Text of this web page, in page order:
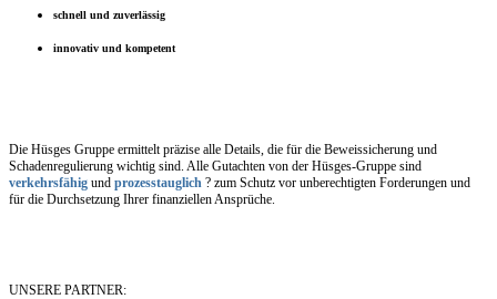
schnell und zuverlässig
innovativ und kompetent
Die Hüsges Gruppe ermittelt präzise alle Details, die für die Beweissicherung und
Schadenregulierung wichtig sind. Alle Gutachten von der Hüsges-Gruppe sind
verkehrsfähig und prozesstauglich ? zum Schutz vor unberechtigten Forderungen und
für die Durchsetzung Ihrer finanziellen Ansprüche.
UNSERE PARTNER: